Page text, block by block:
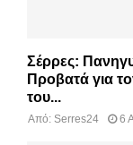
Σέρρες:
Προβατά για
του...
Από: Serres24 6